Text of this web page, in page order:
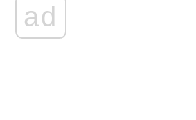
ad